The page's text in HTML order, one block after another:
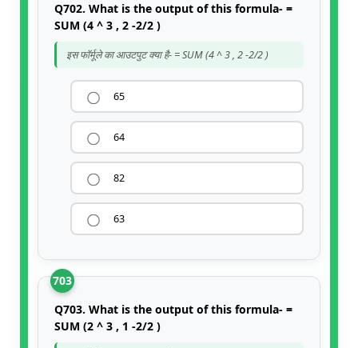
Q702. What is the output of this formula- =
SUM (4 ^ 3 , 2 -2/2 )
इस फॉर्मूले का आउटपुट क्या है- = SUM (4 ^ 3 , 2 -2/2 )
65
64
82
63
703
Q703. What is the output of this formula- =
SUM (2 ^ 3 , 1 -2/2 )